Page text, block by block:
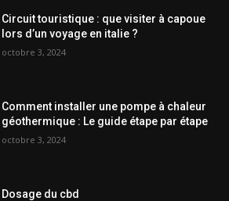
Circuit touristique : que visiter à capoue
lors d’un voyage en italie ?
octobre 3, 2024
Comment installer une pompe à chaleur
géothermique : Le guide étape par étape
octobre 3, 2024
Dosage du cbd